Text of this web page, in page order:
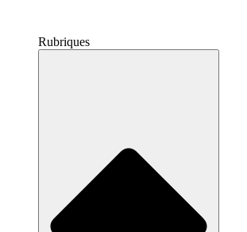
Rubriques